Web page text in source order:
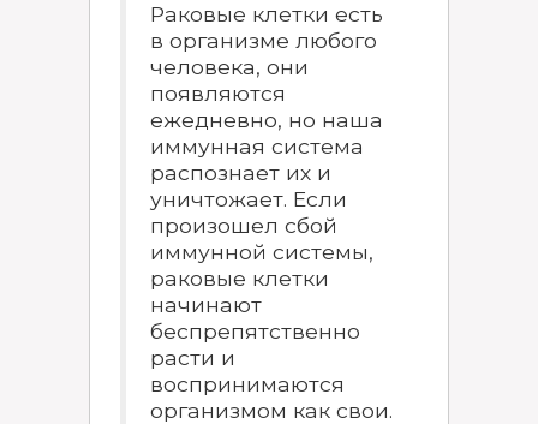
Раковые клетки есть
в организме любого
человека, они
появляются
ежедневно, но наша
иммунная система
распознает их и
уничтожает. Если
произошел сбой
иммунной системы,
раковые клетки
начинают
беспрепятственно
расти и
воспринимаются
организмом как свои.